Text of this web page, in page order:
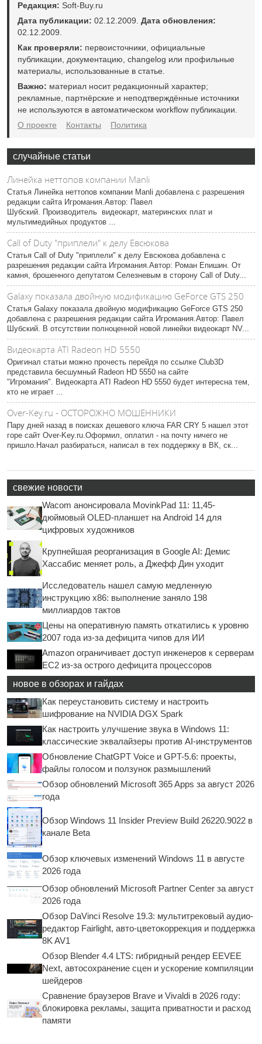
Редакция: Soft-Buy.ru
Дата публикации: 02.12.2009. Дата обновления:
02.12.2009.
Как проверяли: первоисточники, официальные
публикации, документацию, changelog или профильные
материалы, использованные в статье.
Важно: материал носит редакционный характер;
рекламные, партнёрские и неподтверждённые источники
не используются в автоматическом workflow публикации.
О проекте
Контакты Политика
случайные статьи
Линейка неттопов компании Manli
Статья Линейка неттопов компании Manli добавлена с разрешения
редакции сайта Игромания.Автор: Павел
Шубский. Производитель видеокарт, материнских плат и
мультимедийных продуктов ...
Call of Duty "приплели" к делу Евсюкова
Статья Call of Duty "приплели" к делу Евсюкова добавлена с
разрешения редакции сайта Игромания.Автор: Роман Епишин. От
камня, брошенного депутатом Селезневым в сторону Call of Duty...
Galaxy показала двойную модификацию GeForce GTS 250
Статья Galaxy показала двойную модификацию GeForce GTS 250
добавлена с разрешения редакции сайта Игромания.Автор: Павел
Шубский. В отсутствии полноценной новой линейки видеокарт NV...
Видеокарта ATI Radeon HD 5550
Оригинал статьи можно прочесть перейдя по ссылке Club3D
представила бесшумный Radeon HD 5550 на сайте
"Игромания". Видеокарта ATI Radeon HD 5550 будет интересна тем,
кто не играет ...
Over-Key.ru - ОСТОРОЖНО МОШЕННИКИ
Пару дней назад в поисках дешевого ключа FAR CRY 5 нашел этот
горе сайт Over-Key.ru.Оформил, оплатил - на почту ничего не
пришло.Начал разбираться, написал в тех поддержку в ВК, ск...
свежие новости
Wacom анонсировала MovinkPad 11: 11,45-
дюймовый OLED-планшет на Android 14 для
цифровых художников
Крупнейшая реорганизация в Google AI: Демис
Хассабис меняет роль, а Джефф Дин уходит
Исследователь нашел самую медленную
инструкцию x86: выполнение заняло 198
миллиардов тактов
Цены на оперативную память откатились к уровню
2007 года из-за дефицита чипов для ИИ
Amazon ограничивает доступ инженеров к серверам
EC2 из-за острого дефицита процессоров
новое в обзорах и гайдах
Как переустановить систему и настроить
шифрование на NVIDIA DGX Spark
Как настроить улучшение звука в Windows 11:
классические эквалайзеры против AI-инструментов
Обновление ChatGPT Voice и GPT-5.6: проекты,
файлы голосом и ползунок размышлений
Обзор обновлений Microsoft 365 Apps за август 2026
года
Обзор Windows 11 Insider Preview Build 26220.9022 в
канале Beta
Обзор ключевых изменений Windows 11 в августе
2026 года
Обзор обновлений Microsoft Partner Center за август
2026 года
Обзор DaVinci Resolve 19.3: мультитрековый аудио-
редактор Fairlight, авто-цветокоррекция и поддержка
8K AV1
Обзор Blender 4.4 LTS: гибридный рендер EEVEE
Next, автосохранение сцен и ускорение компиляции
шейдеров
Сравнение браузеров Brave и Vivaldi в 2026 году:
блокировка рекламы, защита приватности и расход
памяти